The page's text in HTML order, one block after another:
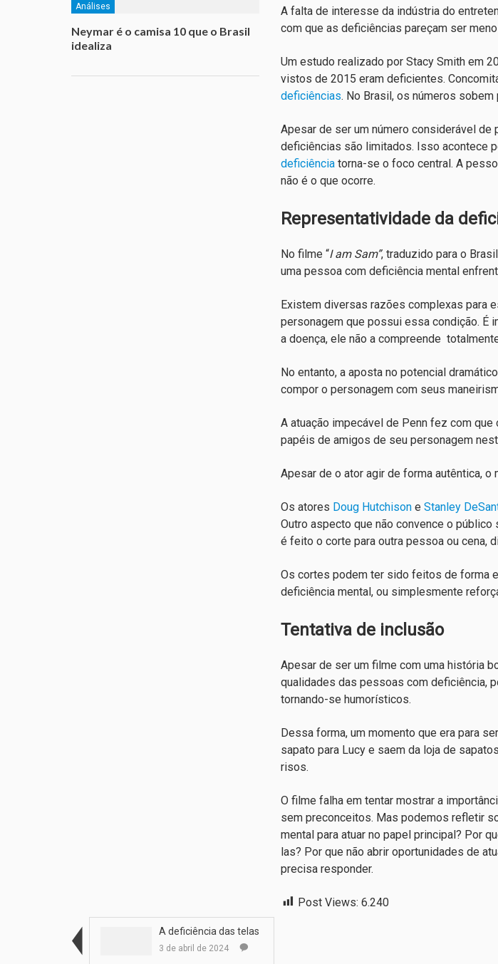
A falta de interesse da indústria do
com que as deficiências pareçam ser
Um estudo realizado por Stacy Smith em
vistos de 2015 eram deficientes.
deficiências. No Brasil, os números sobem
Apesar de ser um número considerável
deficiências são limitados. Isso acontece
deficiênciatorna-se o foco central. A
não é o que ocorre.
Representatividade da
No filme “I am Sam”, traduzido para o
uma pessoa com deficiência mental
Existem diversas razões complexas para
personagem que possui essa condição. É
a doença, ele não a compreende
No entanto, a aposta no potencial
compor o personagem com seus
A atuação impecável de Penn fez com
papéis de amigos de seu personagem
Apesar de o ator agir de forma autêntica,
Os atores Doug Hutchisone Stanley
Outro aspecto que não convence o
é feito o corte para outra pessoa ou cena,
Os cortes podem ter sido feitos de forma
deficiência mental, ou simplesmente
Tentativa de inclusão
Apesar de ser um filme com uma história
qualidades das pessoas com deficiência,
tornando-se humorísticos.
Dessa forma, um momento que era para
sapato para Lucy e saem da loja de
risos.
O filme falha em tentar mostrar a
sem preconceitos. Mas podemos refletir
mental para atuar no papel principal? Por
las? Por que não abrir oportunidades de
precisa responder.
Post Views: 6.240
Análises
Neymar é o camisa 10 que o Brasil
idealiza
A deficiência das telas
3 de abril de 2024